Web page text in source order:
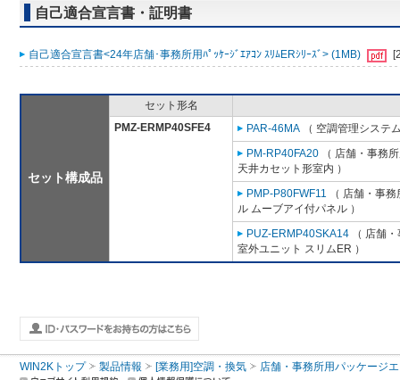
自己適合宣言書・証明書
自己適合宣言書<24年店舗･事務所用ﾊﾟｯｹｰｼﾞｴｱｺﾝ ｽﾘﾑERｼﾘｰｽﾞ> (1MB)
セット構成品
セット形名
PMZ-ERMP40SFE4
PAR-46MA （ 空調管理システ
PM-RP40FA20 （ 店舗・事務
天井カセット形室内 ）
PMP-P80FWF11 （ 店舗・事
ル ムーブアイ付パネル ）
PUZ-ERMP40SKA14 （ 店舗
室外ユニット スリムER ）
WIN2Kトップ 製品情報 [業務用]空調・換気 店舗・事務所用パッケージ